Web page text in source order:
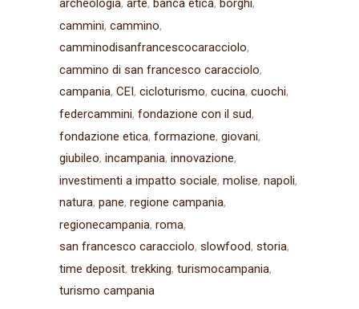
archeologia arte banca etica borghi
cammini cammino
camminodisanfrancescocaracciolo
cammino di san francesco caracciolo
campania CEI cicloturismo cucina cuochi
federcammini fondazione con il sud
fondazione etica formazione giovani
giubileo incampania innovazione
investimenti a impatto sociale molise napoli
natura pane regione campania
regionecampania roma
san francesco caracciolo slowfood storia
time deposit trekking turismocampania
turismo campania